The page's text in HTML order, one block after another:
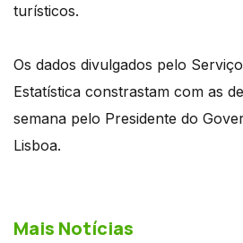
turísticos.
Os dados divulgados pelo
Estatística constrastam com as
semana pelo Presidente do
Lisboa.
Mais Notícias